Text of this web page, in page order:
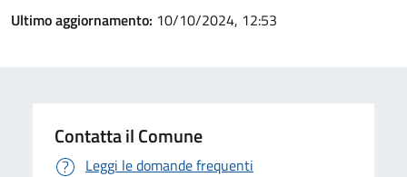
Ultimo aggiornamento: 10/10/2024, 12:53
Contatta il Comune
Leggi le domande frequenti